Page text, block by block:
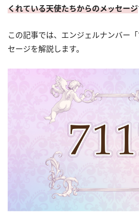
くれている天使たちからのメッセージ
この記事では、エンジェルナンバー
セージを解説します。